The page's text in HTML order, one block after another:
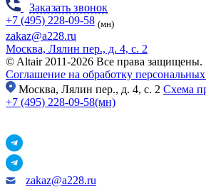
Заказать звонок
+7 (495) 228-09-58 (мн)
zakaz@a228.ru
Москва, Лялин пер., д. 4, с. 2
© Altair 2011-2026 Все права защищены.
Соглашение на обработку
Москва, Лялин пер., д. 4, с. 2 Схема
+7 (495) 228-09-58(мн)
zakaz@a228.ru